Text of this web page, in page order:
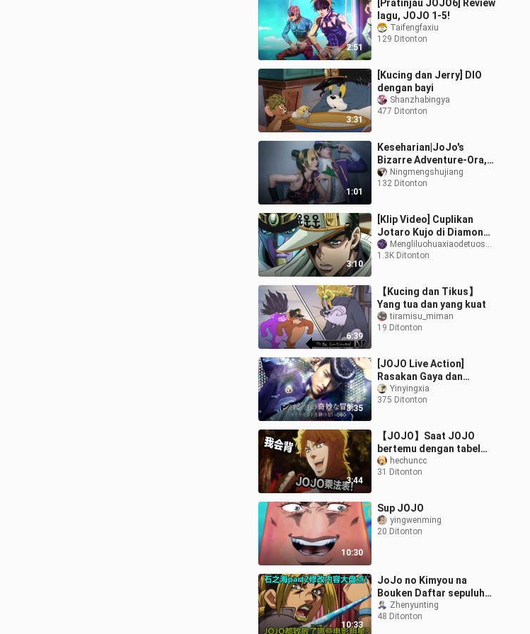
2:51
[Pratinjau JOJO6] Review
lagu, JOJO 1-5!
Taifengfaxiu
129 Ditonton
3:31
[Kucing dan Jerry] DIO
dengan bayi
Shanzhabingya
477 Ditonton
1:01
Keseharian|JoJo's
Bizarre Adventure-Ora,
Ayah dan Putri
Ningmengshujiang
132 Ditonton
3:10
[Klip Video] Cuplikan
Jotaro Kujo di Diamond
is Unbreakable
Mengliluohuaxiaodetuoshou
1.3K Ditonton
6:39
【Kucing dan Tikus】
Yang tua dan yang kuat
tiramisu_miman
19 Ditonton
3:35
[JOJO Live Action]
Rasakan Gaya dan
Kecepatan Dobel
Kumbang Tahi Sapi
Yinyingxia
375 Ditonton
3:44
【JOJO】Saat JOJO
bertemu dengan tabel
perkalian JOJO!
hechuncc
31 Ditonton
10:30
Sup JOJO
yingwenming
20 Ditonton
10:33
JoJo no Kimyou na
Bouken Daftar sepuluh
perubahan teratas di
episode 23~24 Stone
Zhenyunting
48 Ditonton